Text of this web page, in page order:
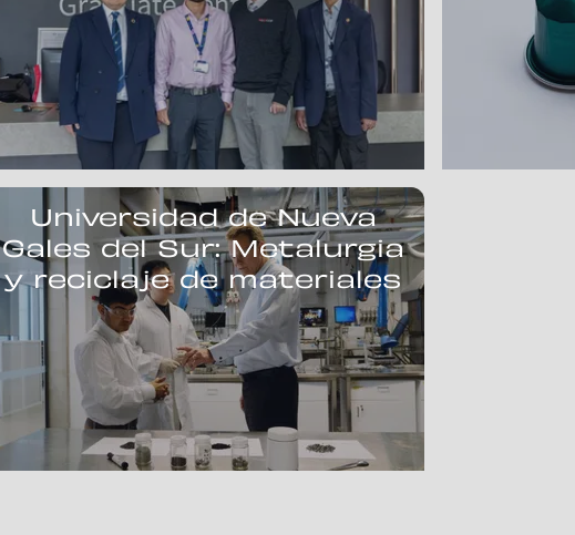
Universidad de Nueva
Gales del Sur: Metalurgia
y reciclaje de materiales